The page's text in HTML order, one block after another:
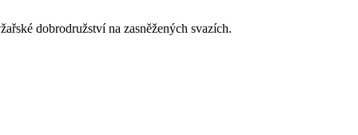
dobrodružství na zasněžených svazích.